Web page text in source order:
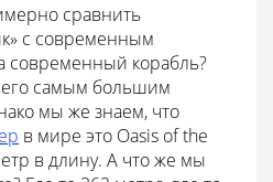
сравнить
с современным
современный корабль?
самым большим
мы же знаем, что
в мире это Oasis of the
в длину. А что же мы